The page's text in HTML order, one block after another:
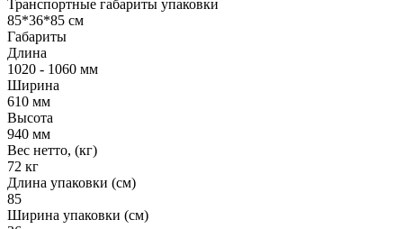
Транспортные габариты упаковки
85*36*85 см
Габариты
Длина
1020 - 1060 мм
Ширина
610 мм
Высота
940 мм
Вес нетто, (кг)
72 кг
Длина упаковки (см)
85
Ширина упаковки (см)